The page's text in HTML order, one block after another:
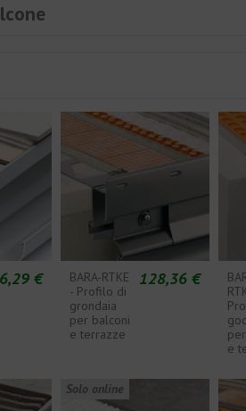
€
BARA-RTKE
- Profilo di
grondaia
per balconi
e terrazze
128,36 €
e
Solo online